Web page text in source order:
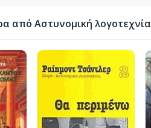
από Αστυνομική λογοτεχνία